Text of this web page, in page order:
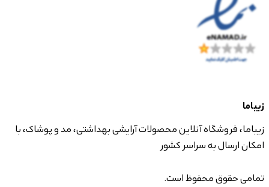
زیباما
زیباما، فروشگاه آنلاین محصولات آرایشی بهداشتی، مد و پوشاک، با
امکان ارسال به سراسر کشور
تمامی حقوق محفوظ است.